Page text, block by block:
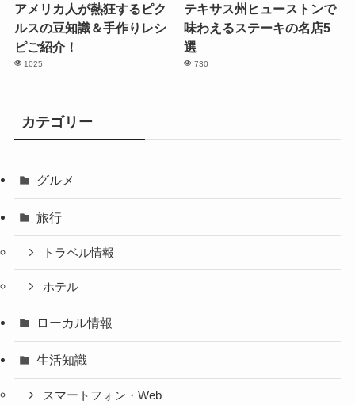
アメリカ人が熱狂するピク
ルスの豆知識＆手作りレシ
ピご紹介！
1025
テキサス州ヒューストンで
味わえるステーキの名店5
選
730
カテゴリー
グルメ
旅行
トラベル情報
ホテル
ローカル情報
生活知識
スマートフォン・Web